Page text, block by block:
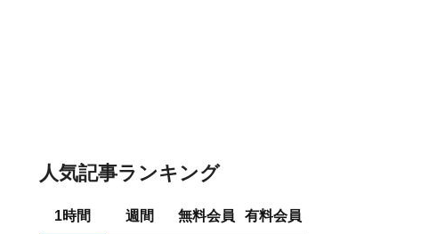
人気記事ランキング
1時間 週間 無料会員 有料会員